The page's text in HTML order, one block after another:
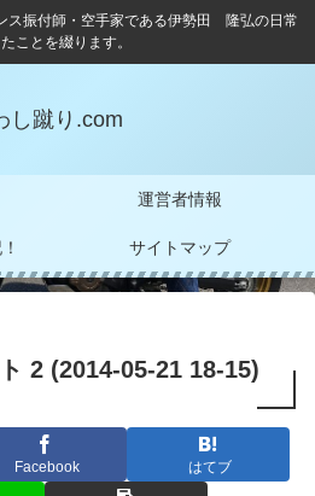
ス振付師・空手家である伊勢田 隆弘の日常
ことを綴ります。
し蹴り.com
運営者情報
サイトマップ
2 (2014-05-21 18-15)
Facebook はてブ